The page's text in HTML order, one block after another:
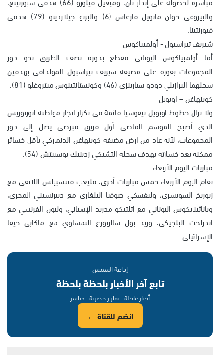
والبيروفي خوان مانويل فارغاس (6) والبرتو جيلاردينو (79) هدفي
فيورنتينا.
شيريف تيراسبول - أولمبياكوس
أما أولمبياكوس اليوناني فقطع بدوره نصف الطريق نحو دور
المجموعات بفوزه على مضيفه شيريف تيراسبول المولدافي بهدفين
سجلهما البرازيلي دودو سيارينزي (46) وكونستانتينوس ميتروغلو (81).
كوبنهاغن – اوبويل
ولا تزال حظوظ اوبويل نيقوسيا قائمة في تكرار انجاز مواطنه انورثوزيس
الذي أصبح الموسم الماضي أول فريق قبرصي يصل إلى دور
المجموعات، لأنه عاد من ارض مضيفه كوبنهاغن الدنماركي بأقل خسائر
ممكنة بعد خسارته بهدف سجله التشيكي زدينيك بوسبيتش (54).
مباريات اليوم الأربعاء
تقام اليوم الأربعاء خمس مباريات أخرى، فليعب فنتسبيلس اللاتفي مع
زيوريخ السويسري، وليفسكي صوفيا البلغاري مع ديبرنسيني المجري،
وباناثينايكوس اليوناني مع اتلتيكو مدريد الإسباني، وليون الفرنسي مع
اندرلخت البلجيكي، وريد بول سالزبورغ النمساوي مع ماكابي حيفا
الإسرائيلي.
إذاعة الشمس
تابع آخر الأخبار بلحظة بلحظة
أخبار عاجلة · تقارير حصرية · مباشر
انضم للقناة ←